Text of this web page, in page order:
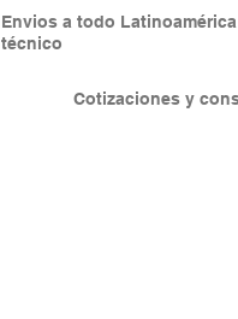
Cotizaciones y
Envios a todo
técnico